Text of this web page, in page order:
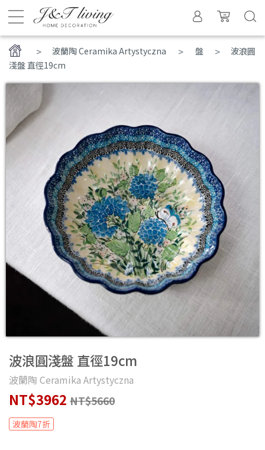
波蘭陶 Ceramika Artystyczna > 盤
波浪圓
淺盤 直徑19cm
波浪圓淺盤 直徑19cm
波蘭陶 Ceramika Artystyczna
NT$3962 NT$5660
波蘭陶7折